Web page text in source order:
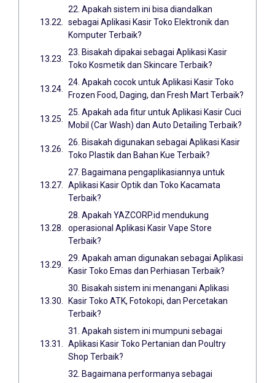
22. Apakah sistem ini bisa diandalkan
sebagai Aplikasi Kasir Toko Elektronik dan
Komputer Terbaik?
23. Bisakah dipakai sebagai Aplikasi Kasir
Toko Kosmetik dan Skincare Terbaik?
24. Apakah cocok untuk Aplikasi Kasir Toko
Frozen Food, Daging, dan Fresh Mart Terbaik?
25. Apakah ada fitur untuk Aplikasi Kasir Cuci
Mobil (Car Wash) dan Auto Detailing Terbaik?
26. Bisakah digunakan sebagai Aplikasi Kasir
Toko Plastik dan Bahan Kue Terbaik?
27. Bagaimana pengaplikasiannya untuk
Aplikasi Kasir Optik dan Toko Kacamata
Terbaik?
28. Apakah YAZCORP.id mendukung
operasional Aplikasi Kasir Vape Store
Terbaik?
29. Apakah aman digunakan sebagai Aplikasi
Kasir Toko Emas dan Perhiasan Terbaik?
30. Bisakah sistem ini menangani Aplikasi
Kasir Toko ATK, Fotokopi, dan Percetakan
Terbaik?
31. Apakah sistem ini mumpuni sebagai
Aplikasi Kasir Toko Pertanian dan Poultry
Shop Terbaik?
32. Bagaimana performanya sebagai